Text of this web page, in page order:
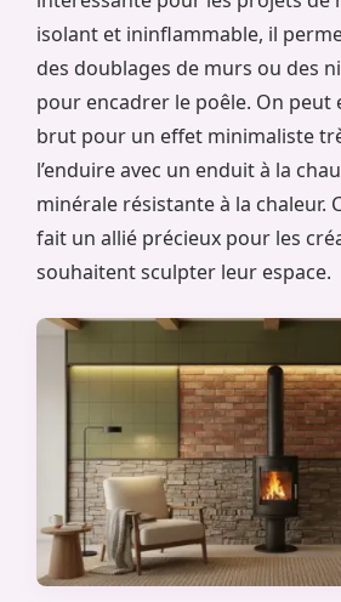
isolant et ininflammable, il
des doublages de murs ou des
pour encadrer le poêle. On peut
brut pour un effet minimaliste
l’enduire avec un enduit à la
minérale résistante à la chaleur.
fait un allié précieux pour les
souhaitent sculpter leur espace.